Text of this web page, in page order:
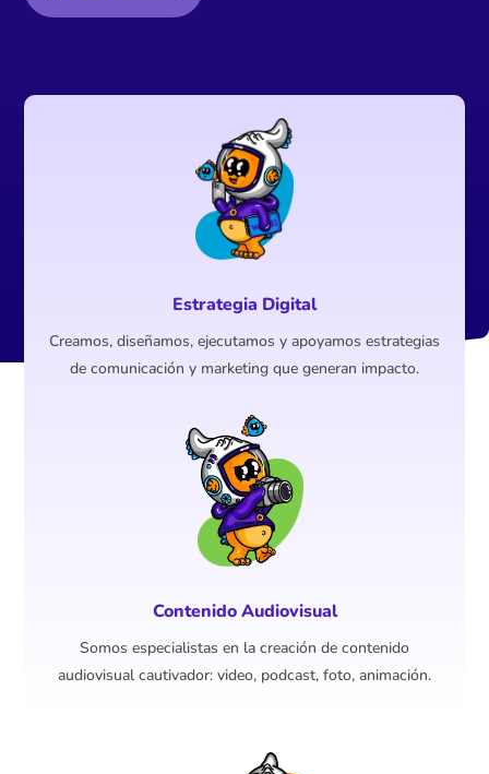
Estrategia Digital
Creamos, diseñamos, ejecutamos y apoyamos estrategias
de comunicación y marketing que generan impacto.
Contenido Audiovisual
Somos especialistas en la creación de contenido
audiovisual cautivador: video, podcast, foto, animación.